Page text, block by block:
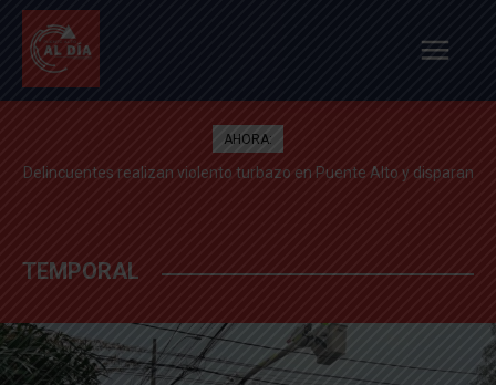
AHORA:
Delincuentes realizan violento turbazo en Puente Alto y disparan
Tensión: delegado Codina acusa a alcalde Toledo de hacerle una
TEMPORAL